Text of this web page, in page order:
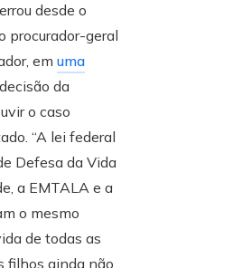
desde o
procurador-geral
em uma
da
o caso
“A lei federal
Defesa da Vida
a EMTALA e a
o mesmo
de todas as
filhos ainda não